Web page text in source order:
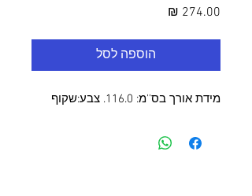
הוספה לסל
מידת אורך בס''מ: 116.0. צבע:שקוף